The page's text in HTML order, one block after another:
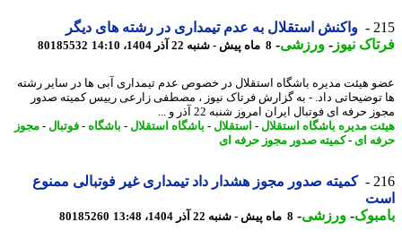
واکنش استقلال به عدم تیمداری در رشته های دیگر
نیوز-ورزشی-8 ماه پیش - شنبه 22 آذر 1404، 14:10 80185532
هیئت مدیره باشگاه استقلال در خصوص عدم تیمداری آبی ها در سایر رشته
داد. - به گزارش فرتاک نیوز ، مصطفی زارعی رییس کمیته صدور
حرفه ای فوتبال ایران امروز شنبه 22 آذر و ...
مدیره باشگاه استقلال-استقلال-باشگاه استقلال-باشگاه-فوتبال-مجوز
ای- کمیته صدور مجوز حرفه ای
کمیته صدور مجوز هشدار داد تیمداری غیر فوتبالی ممنوع
-ورزشی-8 ماه پیش - شنبه 22 آذر 1404، 13:48 80185260